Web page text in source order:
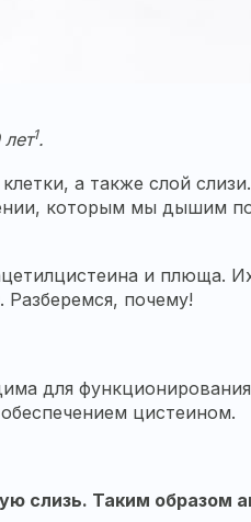
1.
а также слой
которым мы дышим
и плюща.
Разберемся, почему!
для
цистеином.
слизь. Таким образом